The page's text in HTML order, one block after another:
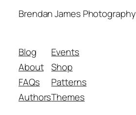
Brendan James Photography
Blog
About
FAQs
Authors
Events
Shop
Patterns
Themes